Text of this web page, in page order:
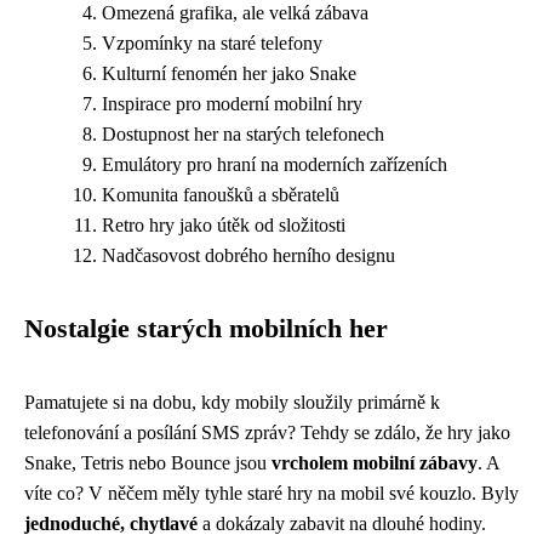
Omezená grafika, ale velká zábava
Vzpomínky na staré telefony
Kulturní fenomén her jako Snake
Inspirace pro moderní mobilní hry
Dostupnost her na starých telefonech
Emulátory pro hraní na moderních zařízeních
Komunita fanoušků a sběratelů
Retro hry jako útěk od složitosti
Nadčasovost dobrého herního designu
Nostalgie starých mobilních her
Pamatujete si na dobu, kdy mobily sloužily primárně k
telefonování a posílání SMS zpráv? Tehdy se zdálo, že hry jako
Snake, Tetris nebo Bounce jsou vrcholem mobilní zábavy. A
víte co? V něčem měly tyhle staré hry na mobil své kouzlo. Byly
jednoduché, chytlavé a dokázaly zabavit na dlouhé hodiny.